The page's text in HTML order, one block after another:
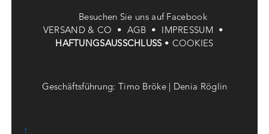
Besuchen Sie uns auf Facebook
VERSAND & CO • AGB • IMPRESSUM •
HAFTUNGSAUSSCHLUSS • COOKIES
Geschäftsführung: Timo Bröke | Denia Röglin
↑